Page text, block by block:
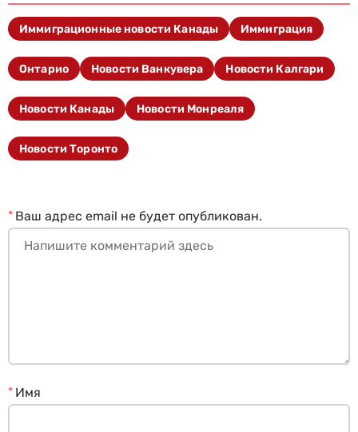
Иммиграционные новости Канады Иммиграция
Онтарио Новости Ванкувера Новости Калгари
Новости Канады Новости Монреаля
Новости Торонто
Ваш адрес email не будет опубликован.
*
Имя
*